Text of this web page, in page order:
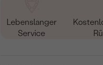
Lebenslanger
Service